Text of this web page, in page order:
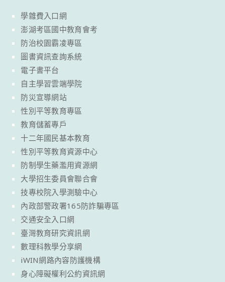
學雜費入口網
澎湖考區國中教育會考
防治校園霸凌專區
圖書資訊查詢系統
電子書平台
自主學習雲端學院
防災宣導網站
性別平等教育專區
教育儲蓄專戶
十二年國民基本教育
性別平等教育資源中心
防制學生藥濫用資源網
大學招生委員會聯合會
技專校院入學測驗中心
內政部警政署165防詐騙專區
交通安全入口網
臺灣教育研究資訊網
數理科教學分享網
iWIN網路內容防護機構
身心障礙權利公約資訊網